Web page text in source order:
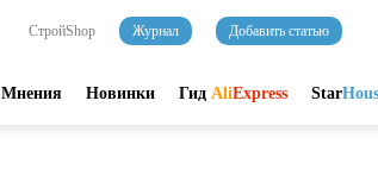
СтройShop Журнал Добавить статью
Мнения Новинки Гид AliExpress Star